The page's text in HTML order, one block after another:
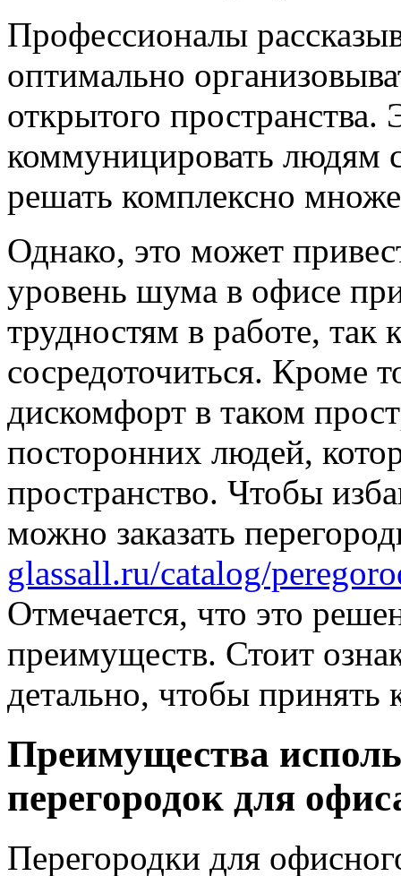
Профессионалы
оптимально
открытого пространства.
коммуницировать людям
решать комплексно
Однако, это может
уровень шума в офисе
трудностям в работе, так
сосредоточиться. Кроме
дискомфорт в таком
посторонних людей,
пространство. Чтобы
можно заказать
glassall.ru/catalog/
Отмечается, что это
преимуществ. Стоит
детально, чтобы принять
Преимущества
перегородок для
Перегородки для